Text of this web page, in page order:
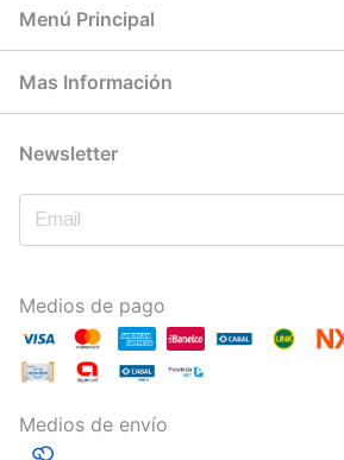
Menú Principal
Mas Información
Newsletter
Medios de pago
Medios de envío